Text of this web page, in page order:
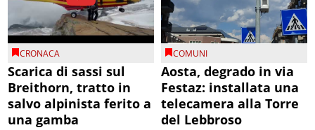
CRONACA
Scarica di sassi sul
Breithorn, tratto in
salvo alpinista ferito a
una gamba
COMUNI
Aosta, degrado in via
Festaz: installata una
telecamera alla Torre
del Lebbroso